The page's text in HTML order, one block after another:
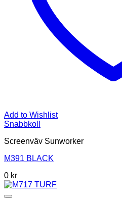
Add to Wishlist
Snabbkoll
Screenväv Sunworker
M391 BLACK
0 kr